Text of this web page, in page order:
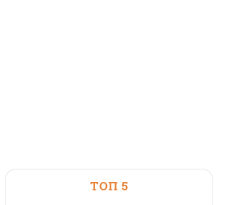
ТОП 5